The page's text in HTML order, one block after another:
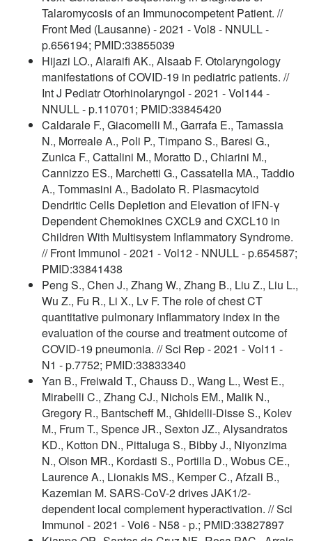
Talaromycosis of an Immunocompetent Patient. //
Front Med (Lausanne) - 2021 - Vol8 - NNULL -
p.656194; PMID:33855039
Hijazi LO., Alaraifi AK., Alsaab F. Otolaryngology
manifestations of COVID-19 in pediatric patients. //
Int J Pediatr Otorhinolaryngol - 2021 - Vol144 -
NNULL - p.110701; PMID:33845420
Caldarale F., Giacomelli M., Garrafa E., Tamassia
N., Morreale A., Poli P., Timpano S., Baresi G.,
Zunica F., Cattalini M., Moratto D., Chiarini M.,
Cannizzo ES., Marchetti G., Cassatella MA., Taddio
A., Tommasini A., Badolato R. Plasmacytoid
Dendritic Cells Depletion and Elevation of IFN-γ
Dependent Chemokines CXCL9 and CXCL10 in
Children With Multisystem Inflammatory Syndrome.
// Front Immunol - 2021 - Vol12 - NNULL - p.654587;
PMID:33841438
Peng S., Chen J., Zhang W., Zhang B., Liu Z., Liu L.,
Wu Z., Fu R., Li X., Lv F. The role of chest CT
quantitative pulmonary inflammatory index in the
evaluation of the course and treatment outcome of
COVID-19 pneumonia. // Sci Rep - 2021 - Vol11 -
N1 - p.7752; PMID:33833340
Yan B., Freiwald T., Chauss D., Wang L., West E.,
Mirabelli C., Zhang CJ., Nichols EM., Malik N.,
Gregory R., Bantscheff M., Ghidelli-Disse S., Kolev
M., Frum T., Spence JR., Sexton JZ., Alysandratos
KD., Kotton DN., Pittaluga S., Bibby J., Niyonzima
N., Olson MR., Kordasti S., Portilla D., Wobus CE.,
Laurence A., Lionakis MS., Kemper C., Afzali B.,
Kazemian M. SARS-CoV-2 drives JAK1/2-
dependent local complement hyperactivation. // Sci
Immunol - 2021 - Vol6 - N58 - p.; PMID:33827897